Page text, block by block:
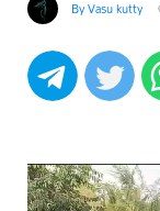
By Vasu kutty